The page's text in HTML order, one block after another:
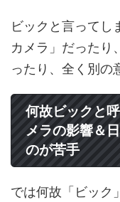
ビックと言ってし
カメラ」だったり
ったり、全く別の
何故ビックと
メラの影響＆
のが苦手
では何故「ビック